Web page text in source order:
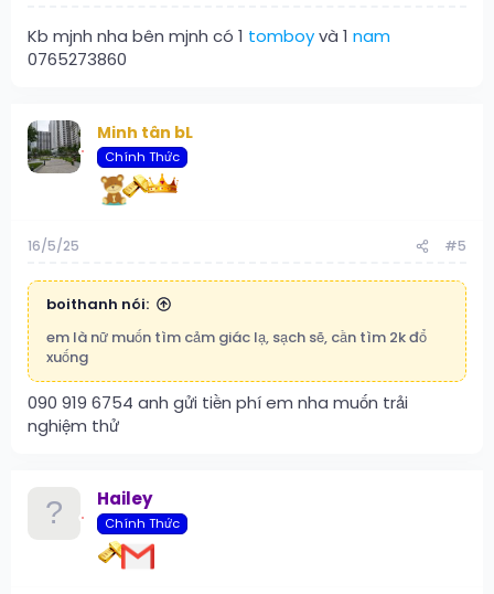
Kb mjnh nha bên mjnh có 1 tomboyvà 1 nam
0765273860
Minh tân bL
Chính Thức
16/5/25 #5
boithanh nói:
em là nữ muốn tìm cảm giác lạ, sạch sẽ, cần tìm 2k đổ
xuống
090 919 6754 anh gửi tiền phí em nha muốn trải
nghiệm thử
Hailey
Chính Thức